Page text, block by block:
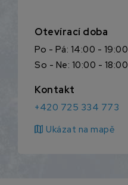
Otevírací doba
Po - Pá: 14:00 - 19:00
So - Ne: 10:00 - 18:00
Kontakt
+420 725 334 773
map Ukázat na mapě